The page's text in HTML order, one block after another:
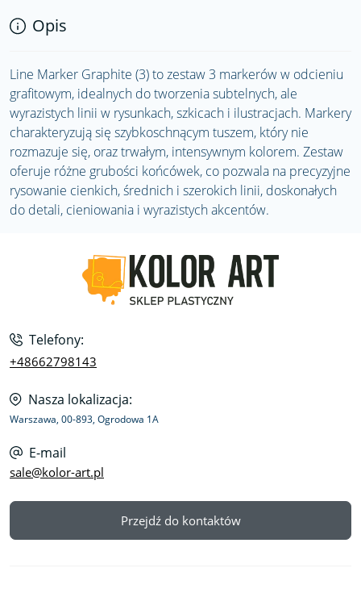
Opis
Line Marker Graphite (3) to zestaw 3 markerów w odcieniu
grafitowym, idealnych do tworzenia subtelnych, ale
wyrazistych linii w rysunkach, szkicach i ilustracjach. Markery
charakteryzują się szybkoschnącym tuszem, który nie
rozmazuje się, oraz trwałym, intensywnym kolorem. Zestaw
oferuje różne grubości końcówek, co pozwala na precyzyjne
rysowanie cienkich, średnich i szerokich linii, doskonałych
do detali, cieniowania i wyrazistych akcentów.
Telefony:
+48662798143
Nasza lokalizacja:
Warszawa, 00-893, Ogrodowa 1A
E-mail
sale@kolor-art.pl
Przejdź do kontaktów